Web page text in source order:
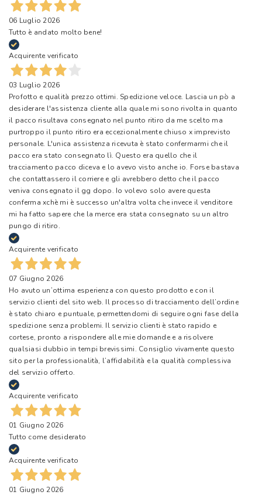
06 Luglio 2026
Tutto è andato molto bene!
Acquirente verificato
03 Luglio 2026
Profotto e qualità prezzo ottimi. Spedizione veloce. Lascia un pò a
desiderare l'assistenza cliente alla quale mi sono rivolta in quanto
il pacco risultava consegnato nel punto ritiro da me scelto ma
purtroppo il punto ritiro era eccezionalmente chiuso x imprevisto
personale. L'unica assistenza ricevuta è stato confermarmi che il
pacco era stato consegnato lì. Questo era quello che il
tracciamento pacco diceva e lo avevo visto anche io. Forse bastava
che contattassero il corriere e gli avrebbero detto che il pacco
veniva consegnato il gg dopo. Io volevo solo avere questa
conferma xchè mi è successo un'altra volta che invece il venditore
mi ha fatto sapere che la merce era stata consegnato su un altro
pungo di ritiro.
Acquirente verificato
07 Giugno 2026
Ho avuto un’ottima esperienza con questo prodotto e con il
servizio clienti del sito web. Il processo di tracciamento dell’ordine
è stato chiaro e puntuale, permettendomi di seguire ogni fase della
spedizione senza problemi. Il servizio clienti è stato rapido e
cortese, pronto a rispondere alle mie domande e a risolvere
qualsiasi dubbio in tempi brevissimi. Consiglio vivamente questo
sito per la professionalità, l’affidabilità e la qualità complessiva
del servizio offerto.
Acquirente verificato
01 Giugno 2026
Tutto come desiderato
Acquirente verificato
01 Giugno 2026